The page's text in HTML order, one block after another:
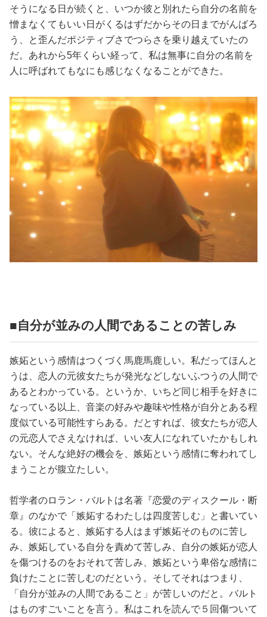
そうになる日が続くと、いつか彼と別れたら自分の名前を
憎まなくてもいい日がくるはずだからその日までがんばろ
う、と歪んだポジティブさでつらさを乗り越えていたの
だ。あれから5年くらい経って、私は無事に自分の名前を
人に呼ばれてもなにも感じなくなることができた。
■自分が並みの人間であることの苦しみ
嫉妬という感情はつくづく馬鹿馬鹿しい。私だってほんと
うは、恋人の元彼女たちが発光などしないふつうの人間で
あるとわかっている。というか、いちど同じ相手を好きに
なっている以上、音楽の好みや趣味や性格が自分とある程
度似ている可能性すらある。だとすれば、彼女たちが恋人
の元恋人でさえなければ、いい友人になれていたかもしれ
ない。そんな絶好の機会を、嫉妬という感情に奪われてし
まうことが腹立たしい。
哲学者のロラン・バルトは名著『恋愛のディスクール・断
章』のなかで「嫉妬するわたしは四度苦しむ」と書いてい
る。彼によると、嫉妬する人はまず嫉妬そのものに苦し
み、嫉妬している自分を責めて苦しみ、自分の嫉妬が恋人
を傷つけるのをおそれて苦しみ、嫉妬という卑俗な感情に
負けたことに苦しむのだという。そしてそれはつまり、
「自分が並みの人間であること」が苦しいのだと。バルト
はものすごいことを言う。私はこれを読んで５回傷ついて